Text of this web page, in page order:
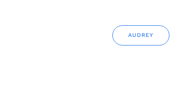
AUDREY